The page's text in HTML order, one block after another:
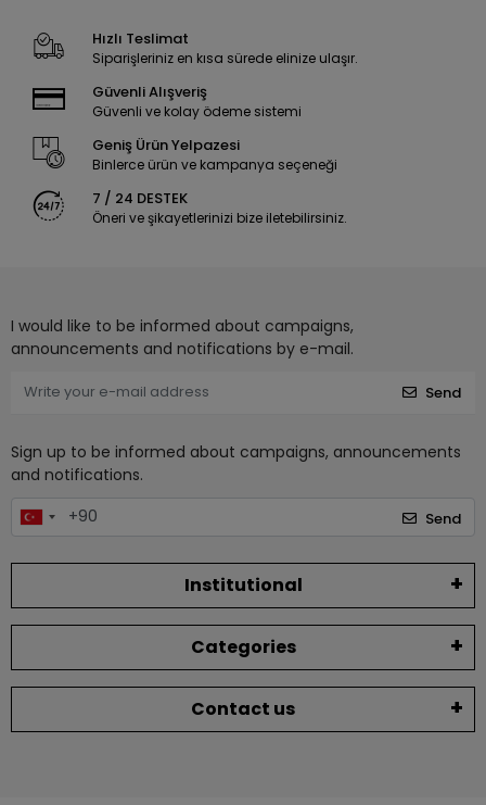
Hızlı Teslimat
Siparişleriniz en kısa sürede elinize ulaşır.
Güvenli Alışveriş
Güvenli ve kolay ödeme sistemi
Geniş Ürün Yelpazesi
Binlerce ürün ve kampanya seçeneği
7 / 24 DESTEK
Öneri ve şikayetlerinizi bize iletebilirsiniz.
I would like to be informed about campaigns,
announcements and notifications by e-mail.
Send
Sign up to be informed about campaigns, announcements
and notifications.
Send
Institutional
Categories
Contact us